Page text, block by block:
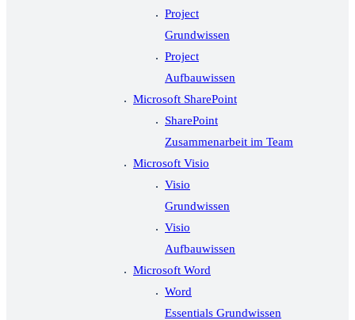
Project
Grundwissen
Project
Aufbauwissen
Microsoft SharePoint
SharePoint
Zusammenarbeit im Team
Microsoft Visio
Visio
Grundwissen
Visio
Aufbauwissen
Microsoft Word
Word
Essentials Grundwissen